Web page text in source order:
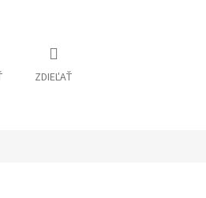
ZDIEĽAŤ